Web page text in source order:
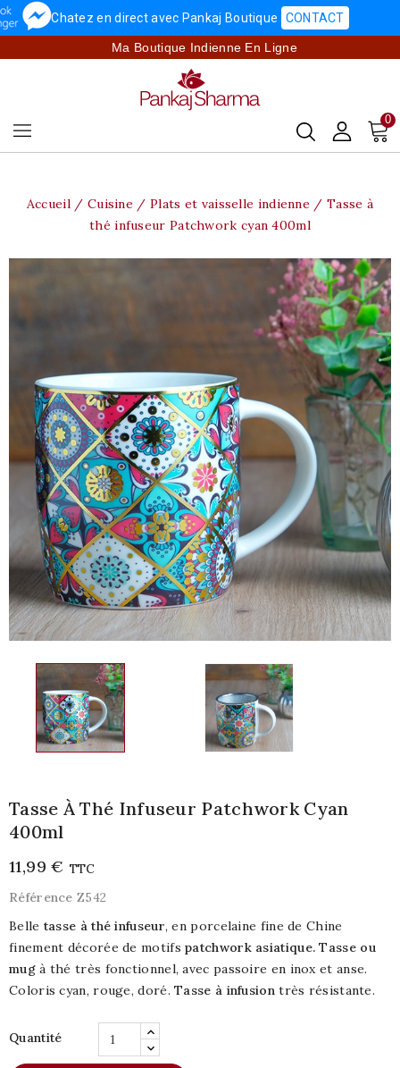
Chatez en direct avec Pankaj Boutique CONTACT
Ma Boutique Indienne En Ligne
0
Accueil Cuisine Plats et vaisselle indienne
Tasse à
thé infuseur Patchwork cyan 400ml
Tasse À Thé Infuseur Patchwork Cyan
400ml
11,99 € TTC
Référence Z542
Belle tasse à thé infuseur, en porcelaine fine de Chine
finement décorée de motifspatchwork asiatique. Tasse ou
mugà thé très fonctionnel, avec passoire en inox et anse.
Coloris cyan, rouge, doré.Tasse à infusiontrès résistante.
Quantité